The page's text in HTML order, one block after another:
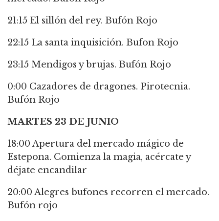
21:15 El sillón del rey. Bufón Rojo
22:15 La santa inquisición. Bufon Rojo
23:15 Mendigos y brujas. Bufón Rojo
0:00 Cazadores de dragones. Pirotecnia.
Bufón Rojo
MARTES 23 DE JUNIO
18:00 Apertura del mercado mágico de
Estepona. Comienza la magia, acércate y
déjate encandilar
20:00 Alegres bufones recorren el mercado.
Bufón rojo